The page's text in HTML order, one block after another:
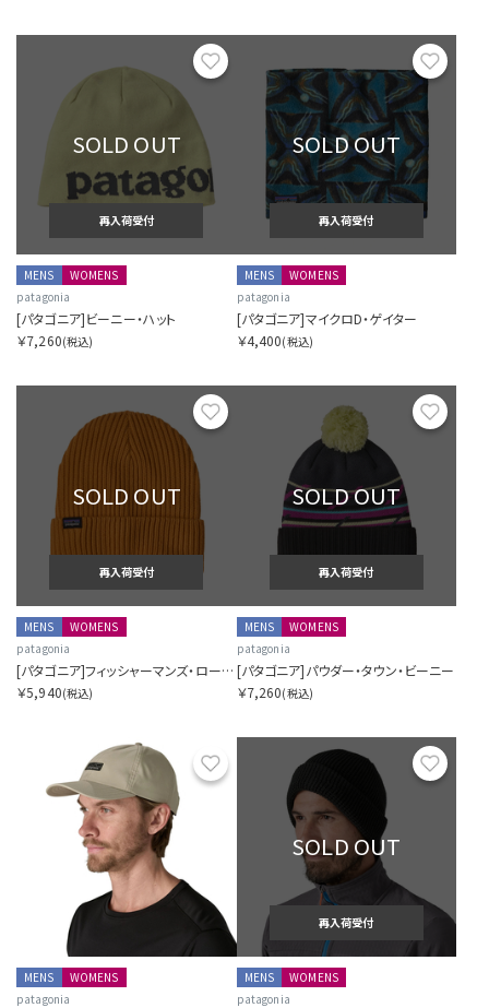
お気に入り
SOLD OUT
再入荷受付
MENS
WOMENS
patagonia
[パタゴニア]ビーニー・ハット
￥7,260(税込)
SOLD OUT
再入荷受付
MENS
WOMENS
patagonia
[パタゴニア]マイクロD・ゲイター
￥4,400(税込)
お気に入り
SOLD OUT
再入荷受付
MENS
WOMENS
patagonia
[パタゴニア]フィッシャーマンズ・ロールド・ビーニー
￥5,940(税込)
SOLD OUT
再入荷受付
MENS
WOMENS
patagonia
[パタゴニア]パウダー・タウン・ビーニー
￥7,260(税込)
お気に入り
MENS
WOMENS
patagonia
SOLD OUT
再入荷受付
MENS
WOMENS
patagonia